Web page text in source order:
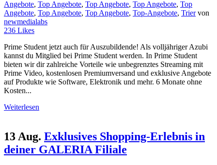
Angebote, Top Angebote, Top Angebote, Top Angebote, Top
Angebote, Top Angebote, Top Angebote, Top-Angebote, Trier von
newmedialabs
236 Likes
Prime Student jetzt auch für Auszubildende! Als volljähriger Azubi
kannst du Mitglied bei Prime Student werden. In Prime Student
bieten wir dir zahlreiche Vorteile wie unbegrenztes Streaming mit
Prime Video, kostenlosen Premiumversand und exklusive Angebote
auf Produkte wie Software, Elektronik und mehr. 6 Monate ohne
Kosten...
Weiterlesen
13 Aug. Exklusives Shopping-Erlebnis in
deiner GALERIA Filiale